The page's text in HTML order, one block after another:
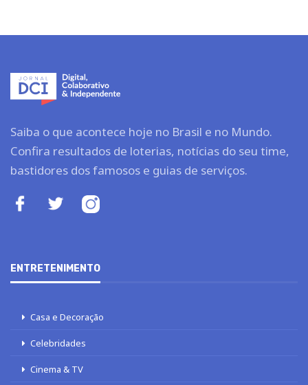
Saiba o que acontece hoje no Brasil e no Mundo.
Confira resultados de loterias, notícias do seu time,
bastidores dos famosos e guias de serviços.
ENTRETENIMENTO
Casa e Decoração
Celebridades
Cinema & TV